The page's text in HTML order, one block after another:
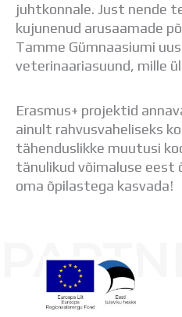
juhtkonnale. Just nende
kujunenud arusaamade
Tamme Gümnaasiumi
veterinaariasuund, mille
Erasmus+ projektid
ainult rahvusvaheliseks
tähenduslikke muutusi
tänulikud võimaluse eest
oma õpilastega kasvada!